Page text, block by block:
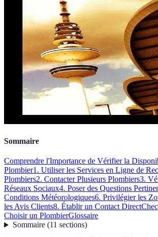
Sommaire
Comprendre l'Importance de Vérifier la
Plombier1. Utiliser les Services en Ligne de
Plombiers2. Contacter Plusieurs Plombiers3.
Réseaux Sociaux4. Poser des Questions
Conditions Météorologiques6. Privilégier les
les Avis Clients8. Établir un Contact Direct
Choisir un PlombierGlossaire
Sommaire(11 sections)